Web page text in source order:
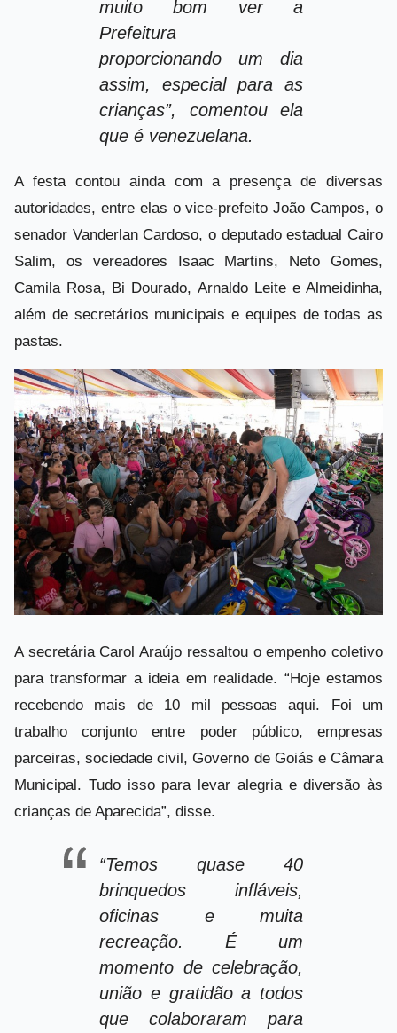
muito bom ver a
Prefeitura
proporcionando um dia
assim, especial para as
crianças”, comentou ela
que é venezuelana.
A festa contou ainda com a presença de diversas
autoridades, entre elas o vice-prefeito João Campos, o
senador Vanderlan Cardoso, o deputado estadual Cairo
Salim, os vereadores Isaac Martins, Neto Gomes,
Camila Rosa, Bi Dourado, Arnaldo Leite e Almeidinha,
além de secretários municipais e equipes de todas as
pastas.
A secretária Carol Araújo ressaltou o empenho coletivo
para transformar a ideia em realidade. “Hoje estamos
recebendo mais de 10 mil pessoas aqui. Foi um
trabalho conjunto entre poder público, empresas
parceiras, sociedade civil, Governo de Goiás e Câmara
Municipal. Tudo isso para levar alegria e diversão às
crianças de Aparecida”, disse.
“Temos quase 40
brinquedos infláveis,
oficinas e muita
recreação. É um
momento de celebração,
união e gratidão a todos
que colaboraram para